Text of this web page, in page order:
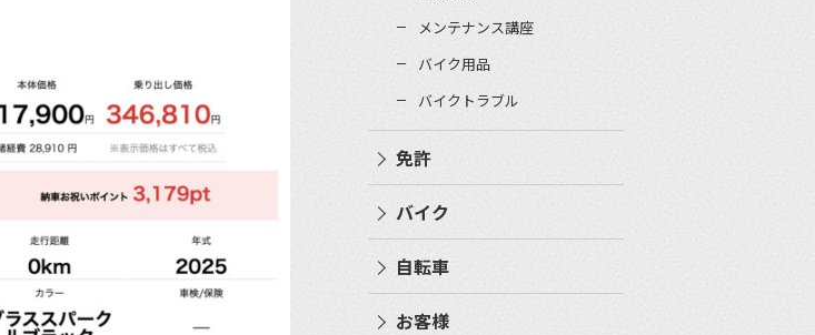
メンテナンス講座
バイク用品
バイクトラブル
免許
バイク
自転車
お客様